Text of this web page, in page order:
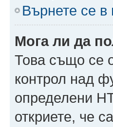
Върнете се в
Мога ли да
Това също се
контрол над
определени
откриете, че